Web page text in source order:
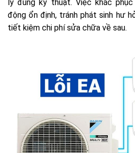
lý đúng kỹ thuật. Việc khắc
động ổn định, tránh phát sinh hư
tiết kiệm chi phí sửa chữa về sau.